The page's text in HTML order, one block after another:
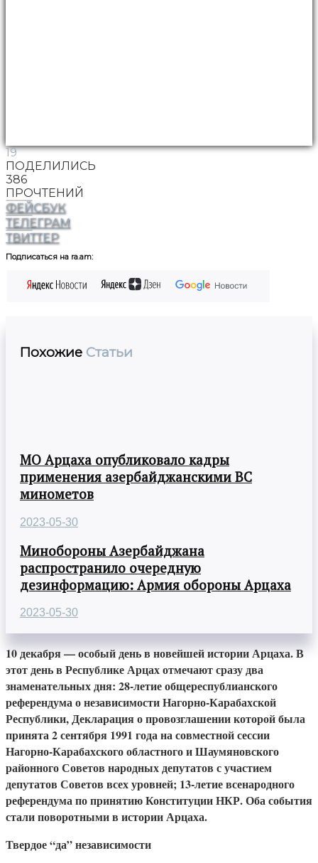
19
ПОДЕЛИЛИСЬ
386
ПРОЧТЕНИЙ
ФЕЙСБУК
ТЕЛЕГРАМ
ТВИТТЕР
Подписаться на ra.am:
Похожие Статьи
МО Арцаха опубликовало кадры
применения азербайджанскими ВС
минометов
2023-05-30
Минобороны Азербайджана
распространило очередную
дезинформацию: Армия обороны Арцаха
2023-05-30
10 декабря — особый день в новейшей истории Арцаха. В
этот день в Республике Арцах отмечают сразу два
знаменательных дня: 28-летие общереспублианского
референдума о независимости Нагорно-Карабахской
Республики, Декларация о провозглашении которой была
принята 2 сентября 1991 года на совместной сессии
Нагорно-Карабахского областного и Шаумяновского
районного Советов народных депутатов с участием
депутатов Советов всех уровней; 13-летие всенародного
референдума по принятию Конституции НКР. Оба события
стали поворотными в истории Арцаха.
Твердое “да” независимости